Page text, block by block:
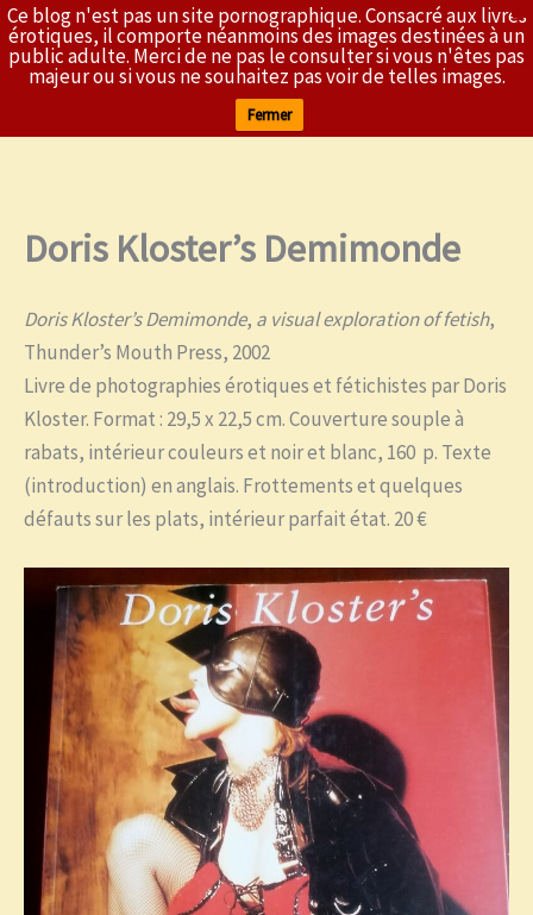
Ce blog n'est pas un site pornographique. Consacré aux livres
érotiques, il comporte néanmoins des images destinées à un
public adulte. Merci de ne pas le consulter si vous n'êtes pas
majeur ou si vous ne souhaitez pas voir de telles images.
Fermer
Aller
contenu
Doris Kloster’s Demimonde
Doris Kloster’s Demimonde, a visual exploration of fetish,
Thunder’s Mouth Press, 2002
Livre de photographies érotiques et fétichistes par Doris
Kloster. Format : 29,5 x 22,5 cm. Couverture souple à
rabats, intérieur couleurs et noir et blanc, 160 p. Texte
(introduction) en anglais. Frottements et quelques
défauts sur les plats, intérieur parfait état. 20 €
L'Érothèque